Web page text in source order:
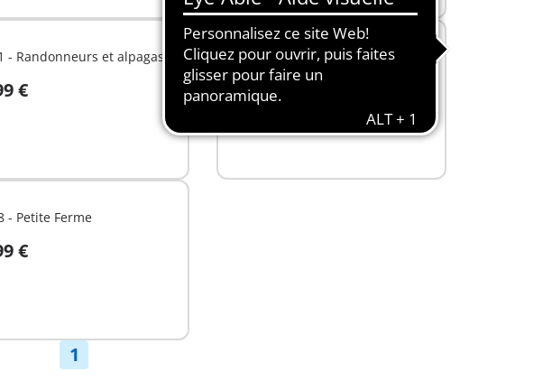
- Randonneurs et alpagas
€
L
71441 - Roulotte café boutique
66,99 €
Non
- Petite Ferme
€
1